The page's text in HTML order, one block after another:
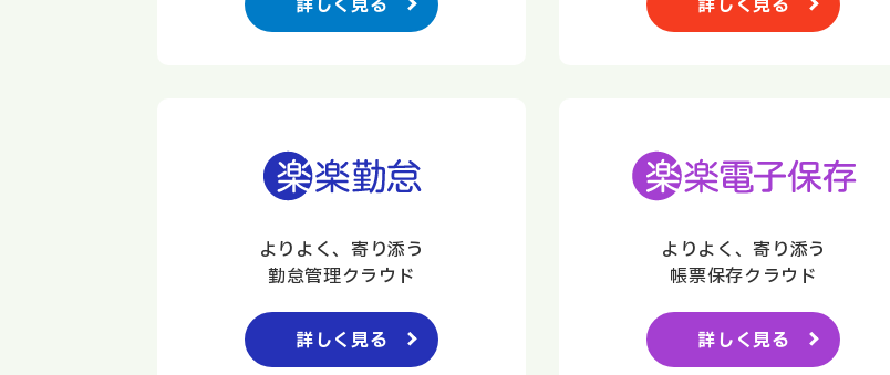
詳しく見る 詳しく見る
よりよく、寄り添う
勤怠管理クラウド
詳しく見る
よりよく、寄り添う
帳票保存クラウド
詳しく見る